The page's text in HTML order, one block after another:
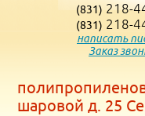
(831) 218-
(831) 218-
написать
Заказ
шаровой д. 25